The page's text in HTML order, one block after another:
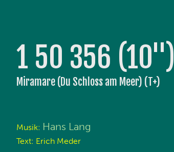
1 50 356 (10'')
Miramare (Du Schloss am Meer) (T+)
Musik: Hans Lang
Text: Erich Meder